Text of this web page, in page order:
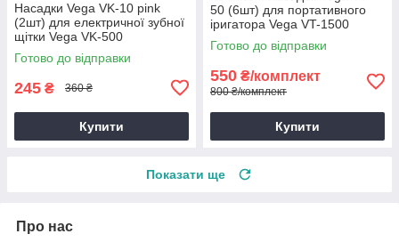
Насадки Vega VK-10 pink
(2шт) для електричної зубної
щітки Vega VK-500
Готово до відправки
245 ₴ 360 ₴
Купити
50 (6шт) для портативного
іригатора Vega VT-1500
Готово до відправки
550 ₴/комплект
800 ₴/комплект
Купити
Показати ще
Про нас